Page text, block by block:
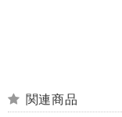
関連商品